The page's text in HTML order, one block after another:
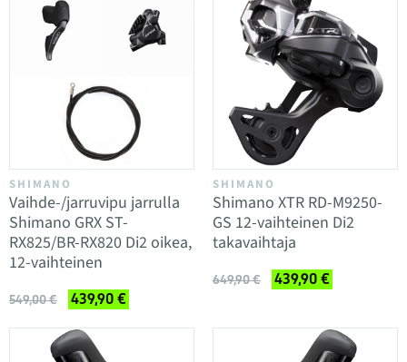
SHIMANO
Vaihde-/jarruvipu jarrulla
Shimano GRX ST-
RX825/BR-RX820 Di2 oikea,
12-vaihteinen
549,00 € 439,90 €
SHIMANO
Shimano XTR RD-M9250-
GS 12-vaihteinen Di2
takavaihtaja
649,90 € 439,90 €